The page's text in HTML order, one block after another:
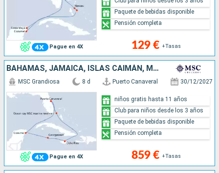
Pague en 4X 129 € +Tasas
Paquete de bebidas disponible
Pensión completa
BAHAMAS, JAMAICA, ISLAS CAIMÁN, MÉXICO, ESTADOS UNIDOS
Pague en 4X
MSC Grandiosa 8 d Puerto Canaveral 30/12/2027
859 € +Tasas
niños gratis hasta 11 años
Club para niños desde los 3 años
Paquete de bebidas disponible
Pensión completa